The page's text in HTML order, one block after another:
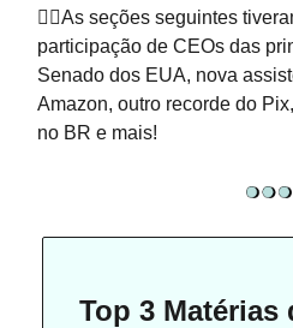
🧑‍⚖️As seções seguintes
participação de CEOs das
Senado dos EUA, nova
Amazon, outro recorde do
no BR e mais!
Top 3 Matérias